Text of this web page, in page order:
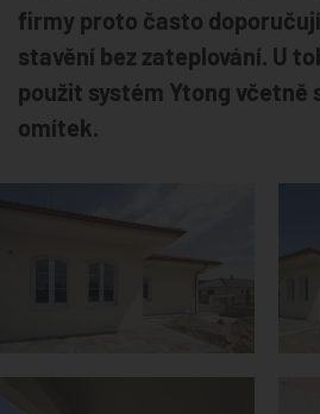
firmy proto často
stavění bez zateplování. U
použit systém Ytong včetně
omítek.